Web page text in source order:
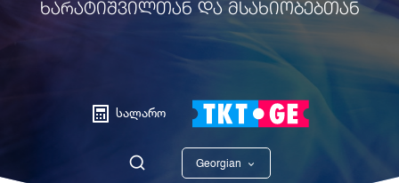
ᲮᲐᲠᲐᲢᲘᲨᲕᲘᲚᲗᲐᲜ ᲓᲐ ᲛᲡᲐᲮᲘᲝᲑᲔᲑᲗᲐᲜ
სალარო
Georgian